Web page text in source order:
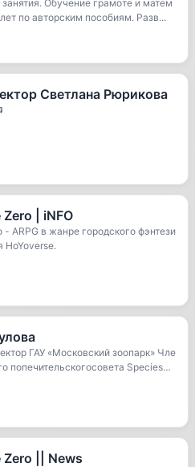
Обучение грамоте и матем
по авторским пособиям. Разв...
Светлана Рюрикова
| iNFO
- ARPG в жанре городского фэнтези
HoYoverse.
ГАУ «Московский зоопарк» Чле
попечительскогосовета Species3
Zero || News